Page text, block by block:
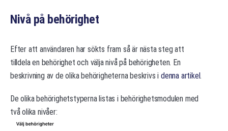
Nivå på behörighet
Efter att användaren har sökts fram så är nästa steg att
tilldela en behörighet och välja nivå på behörigheten. En
beskrivning av de olika behörigheterna beskrivs i denna artikel.
De olika behörighetstyperna listas i behörighetsmodulen med
två olika nivåer: